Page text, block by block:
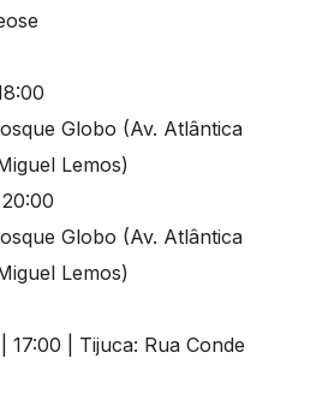
Globo (Av. Atlântica
Lemos)
Globo (Av. Atlântica
Lemos)
| Tijuca: Rua Conde